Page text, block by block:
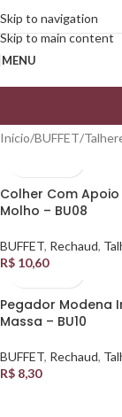
Skip to navigation
Skip to main content
MENU
Início BUFFET
Colher Com Apoio
Molho – BU08
BUFFET, Rechaud,
R$ 10,60
Pegador Modena
Massa – BU10
BUFFET, Rechaud,
R$ 8,30